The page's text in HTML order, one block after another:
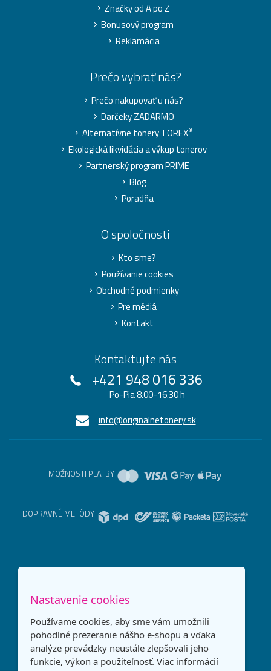
Značky od A po Z
Bonusový program
Reklamácia
Prečo vybrať nás?
Prečo nakupovať u nás?
Darčeky ZADARMO
Alternatívne tonery TOREX®
Ekologická likvidácia a výkup tonerov
Partnerský program PRIME
Blog
Poradňa
O spoločnosti
Kto sme?
Používanie cookies
Obchodné podmienky
Pre médiá
Kontakt
Kontaktujte nás
+421 948 016 336
Po-Pia 8.00-16.30 h
info@originalnetonery.sk
MOŽNOSTI PLATBY
DOPRAVNÉ METÓDY
Nastavenie cookies
Používame cookies, aby sme vám umožnili
pohodlné prezeranie nášho e-shopu a vďaka
analýze prevádzky neustále zlepšovali jeho
funkcie, výkon a použiteľnosť. Viac informácií